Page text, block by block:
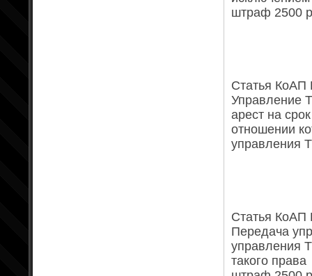
штраф 2500
Статья КоАП
Управление
арест на
отношении
управления
Статья КоАП
Передача
управления
такого права